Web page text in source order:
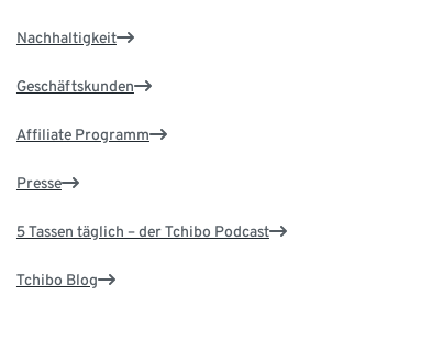
Nachhaltigkeit
Geschäftskunden
Affiliate Programm
Presse
5 Tassen täglich – der Tchibo Podcast
Tchibo Blog